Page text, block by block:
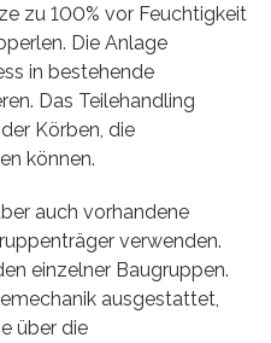
zu 100% vor Feuchtigkeit
Die Anlage
in bestehende
Das Teilehandling
Körben, die
können.
auch vorhandene
verwenden.
einzelner Baugruppen.
ausgestattet,
über die